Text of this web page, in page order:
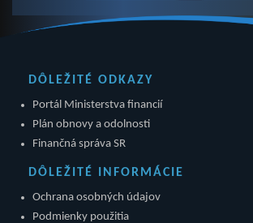
DÔLEŽITÉ ODKAZY
Portál Ministerstva financií
Plán obnovy a odolnosti
Finančná správa SR
DÔLEŽITÉ INFORMÁCIE
Ochrana osobných údajov
Podmienky použitia